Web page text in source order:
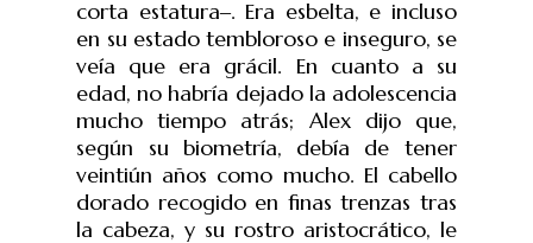
corta estatura‒. Era esbelta, e incluso
en su estado tembloroso e inseguro, se
veía que era grácil. En cuanto a su
edad, no habría dejado la adolescencia
mucho tiempo atrás; Alex dijo que,
según su biometría, debía de tener
veintiún años como mucho. El cabello
dorado recogido en finas trenzas tras
la cabeza, y su rostro aristocrático, le